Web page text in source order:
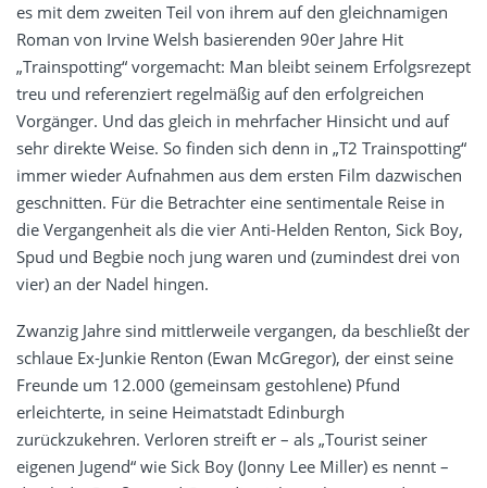
es mit dem zweiten Teil von ihrem auf den gleichnamigen
Roman von Irvine Welsh basierenden 90er Jahre Hit
„Trainspotting“ vorgemacht: Man bleibt seinem Erfolgsrezept
treu und referenziert regelmäßig auf den erfolgreichen
Vorgänger. Und das gleich in mehrfacher Hinsicht und auf
sehr direkte Weise. So finden sich denn in „T2 Trainspotting“
immer wieder Aufnahmen aus dem ersten Film dazwischen
geschnitten. Für die Betrachter eine sentimentale Reise in
die Vergangenheit als die vier Anti-Helden Renton, Sick Boy,
Spud und Begbie noch jung waren und (zumindest drei von
vier) an der Nadel hingen.
Zwanzig Jahre sind mittlerweile vergangen, da beschließt der
schlaue Ex-Junkie Renton (Ewan McGregor), der einst seine
Freunde um 12.000 (gemeinsam gestohlene) Pfund
erleichterte, in seine Heimatstadt Edinburgh
zurückzukehren. Verloren streift er – als „Tourist seiner
eigenen Jugend“ wie Sick Boy (Jonny Lee Miller) es nennt –